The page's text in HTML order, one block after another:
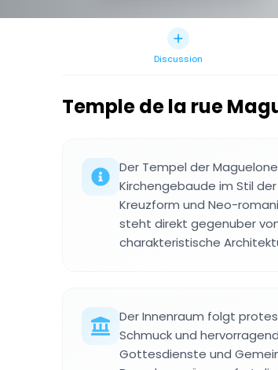
Discussion
Temple de la rue
Der Tempel der
Kirchengebaude im Stil
Kreuzform und Neo-
steht direkt gegenuber
charakteristische
Der Innenraum folgt
Schmuck und
Gottesdienste und